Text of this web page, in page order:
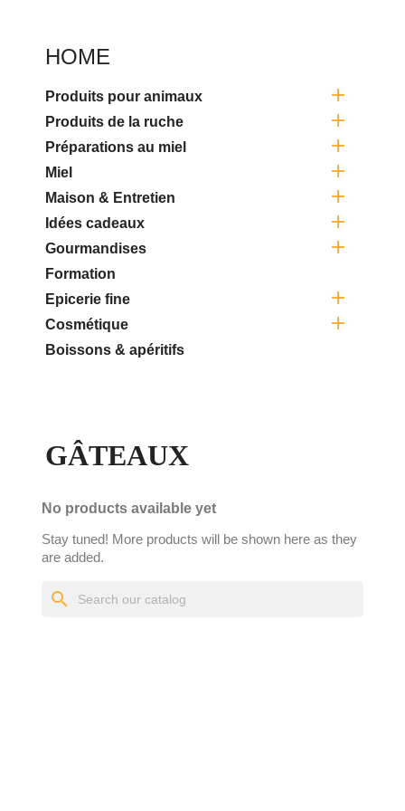
HOME
Produits pour animaux 
Produits de la ruche 
Préparations au miel 
Miel 
Maison & Entretien 
Idées cadeaux 
Gourmandises 
Formation
Epicerie fine

Cosmétique 
Boissons & apéritifs
GÂTEAUX
No products available yet
Stay tuned! More products will be shown here as they
are added.
search